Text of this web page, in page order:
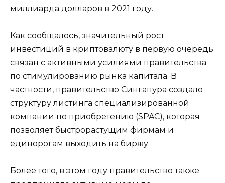
миллиарда долларов в 2021 году.
Как сообщалось, значительный рост
инвестиций в криптовалюту в первую очередь
связан с активными усилиями правительства
по стимулированию рынка капитала. В
частности, правительство Сингапура создало
структуру листинга специализированной
компании по приобретению (SPAC), которая
позволяет быстрорастущим фирмам и
единорогам выходить на биржу.
Более того, в этом году правительство также